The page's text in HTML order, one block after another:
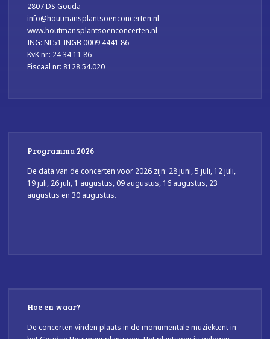
2807 DS Gouda
info@houtmansplantsoenconcerten.nl
www.houtmansplantsoenconcerten.nl
ING: NL51 INGB 0009 4441 86
KvK nr.: 24 34 11 86
Fiscaal nr: 8128.54.020
Programma 2026
De data van de concerten voor 2026 zijn: 28 juni, 5 juli, 12 juli,
19 juli, 26 juli, 1 augustus, 09 augustus, 16 augustus, 23
augustus en 30 augustus.
Hoe en waar?
De concerten vinden plaats in de monumentale muziektent in